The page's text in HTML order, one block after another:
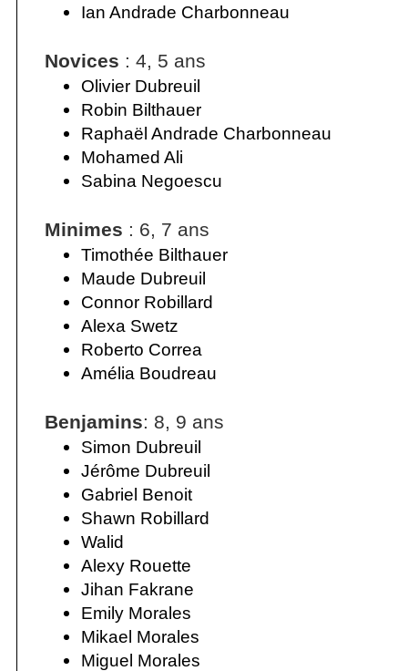
Ian Andrade Charbonneau
Novices : 4, 5 ans
Olivier Dubreuil
Robin Bilthauer
Raphaël Andrade Charbonneau
Mohamed Ali
Sabina Negoescu
Minimes : 6, 7 ans
Timothée Bilthauer
Maude Dubreuil
Connor Robillard
Alexa Swetz
Roberto Correa
Amélia Boudreau
Benjamins: 8, 9 ans
Simon Dubreuil
Jérôme Dubreuil
Gabriel Benoit
Shawn Robillard
Walid
Alexy Rouette
Jihan Fakrane
Emily Morales
Mikael Morales
Miguel Morales